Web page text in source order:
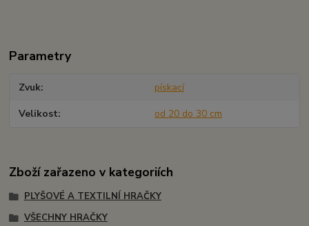
Parametry
Zvuk pískací
Velikost od 20 do 30 cm
Zboží zařazeno v kategoriích
PLYŠOVÉ A TEXTILNÍ HRAČKY
VŠECHNY HRAČKY